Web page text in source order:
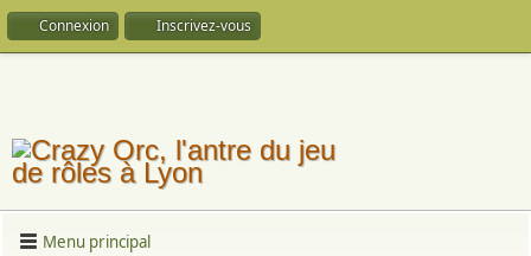
Connexion Inscrivez-vous
Menu principal